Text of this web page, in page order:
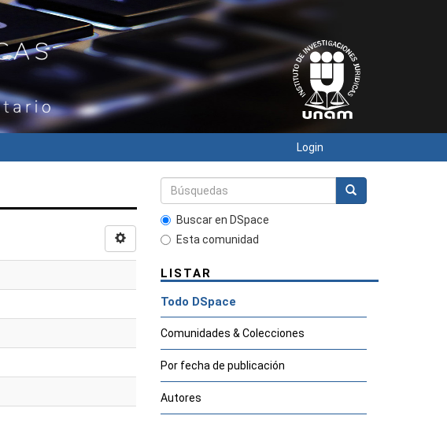
Login
Buscar en DSpace
Esta comunidad
LISTAR
Todo DSpace
Comunidades & Colecciones
Por fecha de publicación
Autores